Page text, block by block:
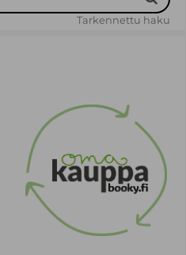
Tarkennettu haku